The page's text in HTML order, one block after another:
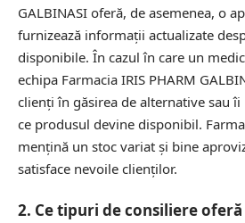
GALBINASI oferă, de asemenea, o
furnizează informații actualizate
disponibile. În cazul în care un
echipa Farmacia IRIS PHARM
clienți în găsirea de alternative sau
ce produsul devine disponibil.
mențină un stoc variat și bine
satisface nevoile clienților.
2. Ce tipuri de consiliere